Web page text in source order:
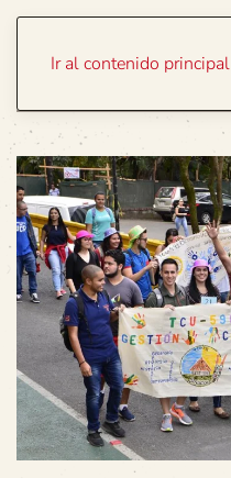
Ir al contenido principal